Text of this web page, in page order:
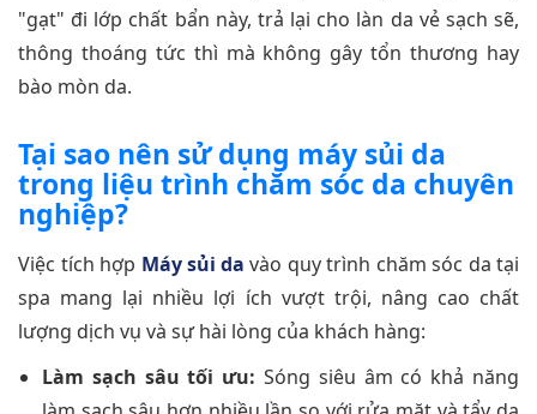
"gạt" đi lớp chất bẩn này, trả lại cho làn da vẻ sạch sẽ,
thông thoáng tức thì mà không gây tổn thương hay
bào mòn da.
Tại sao nên sử dụng máy sủi da
trong liệu trình chăm sóc da chuyên
nghiệp?
Việc tích hợp Máy sủi da vào quy trình chăm sóc da tại
spa mang lại nhiều lợi ích vượt trội, nâng cao chất
lượng dịch vụ và sự hài lòng của khách hàng:
Làm sạch sâu tối ưu: Sóng siêu âm có khả năng